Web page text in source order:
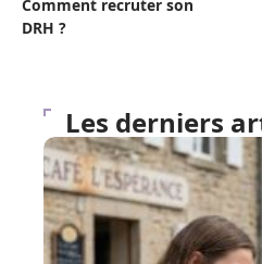
Comment recruter son
DRH ?
Les derniers